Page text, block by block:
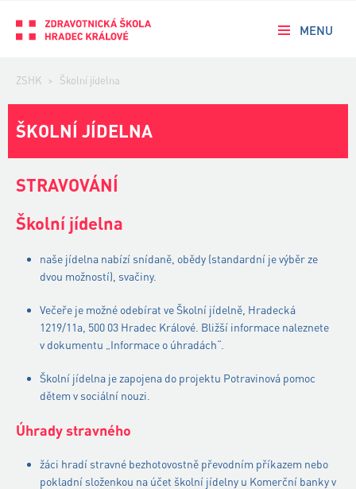
MENU
ZSHK > Školní jídelna
ŠKOLNÍ JÍDELNA
STRAVOVÁNÍ
Školní jídelna
naše jídelna nabízí snídaně, obědy (standardní je výběr ze
dvou možností), svačiny.
Večeře je možné odebírat ve Školní jídelně, Hradecká
1219/11a, 500 03 Hradec Králové. Bližší informace naleznete
v dokumentu „Informace o úhradách“.
Školní jídelna je zapojena do projektu Potravinová pomoc
dětem v sociální nouzi.
Úhrady stravného
žáci hradí stravné bezhotovostně převodním příkazem nebo
pokladní složenkou na účet školní jídelny u Komerční banky v